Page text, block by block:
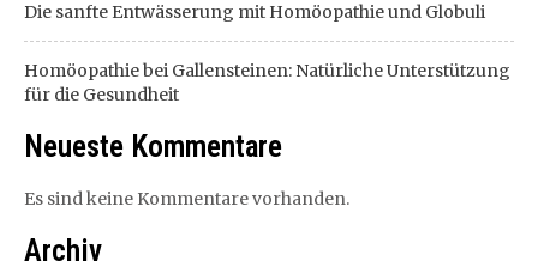
Die sanfte Entwässerung mit Homöopathie und Globuli
Homöopathie bei Gallensteinen: Natürliche Unterstützung
für die Gesundheit
Neueste Kommentare
Es sind keine Kommentare vorhanden.
Archiv